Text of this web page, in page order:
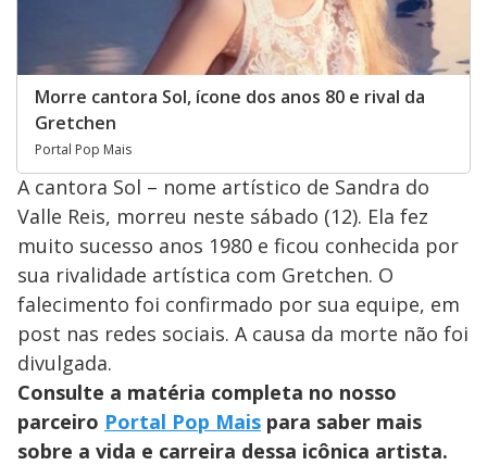
Morre cantora Sol, ícone dos anos 80 e rival da
Gretchen
Portal Pop Mais
A cantora Sol – nome artístico de Sandra do
Valle Reis, morreu neste sábado (12). Ela fez
muito sucesso anos 1980 e ficou conhecida por
sua rivalidade artística com Gretchen. O
falecimento foi confirmado por sua equipe, em
post nas redes sociais. A causa da morte não foi
divulgada.
Consulte a matéria completa no nosso
parceiro Portal Pop Mais para saber mais
sobre a vida e carreira dessa icônica artista.